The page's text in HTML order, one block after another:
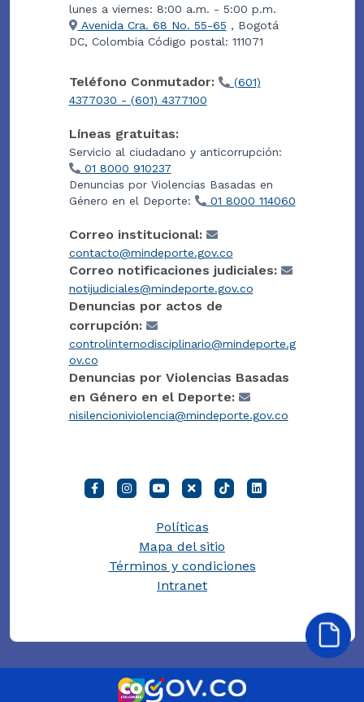
lunes a viernes: 8:00 a.m. - 5:00 p.m.
Avenida Cra. 68 No. 55-65 , Bogotá
DC, Colombia Código postal: 111071
Teléfono Conmutador:
(601)
4377030 - (601) 4377100
Líneas gratuitas:
Servicio al ciudadano y anticorrupción:
01 8000 910237
Denuncias por Violencias Basadas en
Género en el Deporte:
01 8000 114060
Correo institucional:
contacto@mindeporte.gov.co
Correo notificaciones judiciales:
notijudiciales@mindeporte.gov.co
Denuncias por actos de
corrupción:
controlinternodisciplinario@mindeporte.g
ov.co
Denuncias por Violencias Basadas
en Género en el Deporte:
nisilencioniviolencia@mindeporte.gov.co
Políticas
Mapa del sitio
Términos y condiciones
Intranet